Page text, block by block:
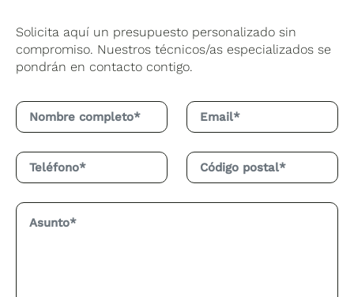
Solicita aquí un presupuesto personalizado sin
compromiso. Nuestros técnicos/as especializados se
pondrán en contacto contigo.